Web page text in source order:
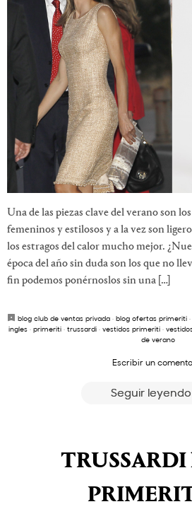
Una de las piezas clave del verano son
femeninos y estilosos y a la vez son
los estragos del calor mucho mejor.
época del año sin duda son los que no
fin podemos ponérnoslos sin una […]
blog club de ventas privada · blog ofertas primeriti ·
ingles· primeriti· trussardi· vestidos primeriti·
de verano
Escribir un
Seguir leyendo
TRUSSARDI